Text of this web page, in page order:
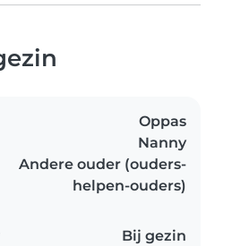
Oppas
Nanny
Andere ouder (ouders-
helpen-ouders)
Bij gezin